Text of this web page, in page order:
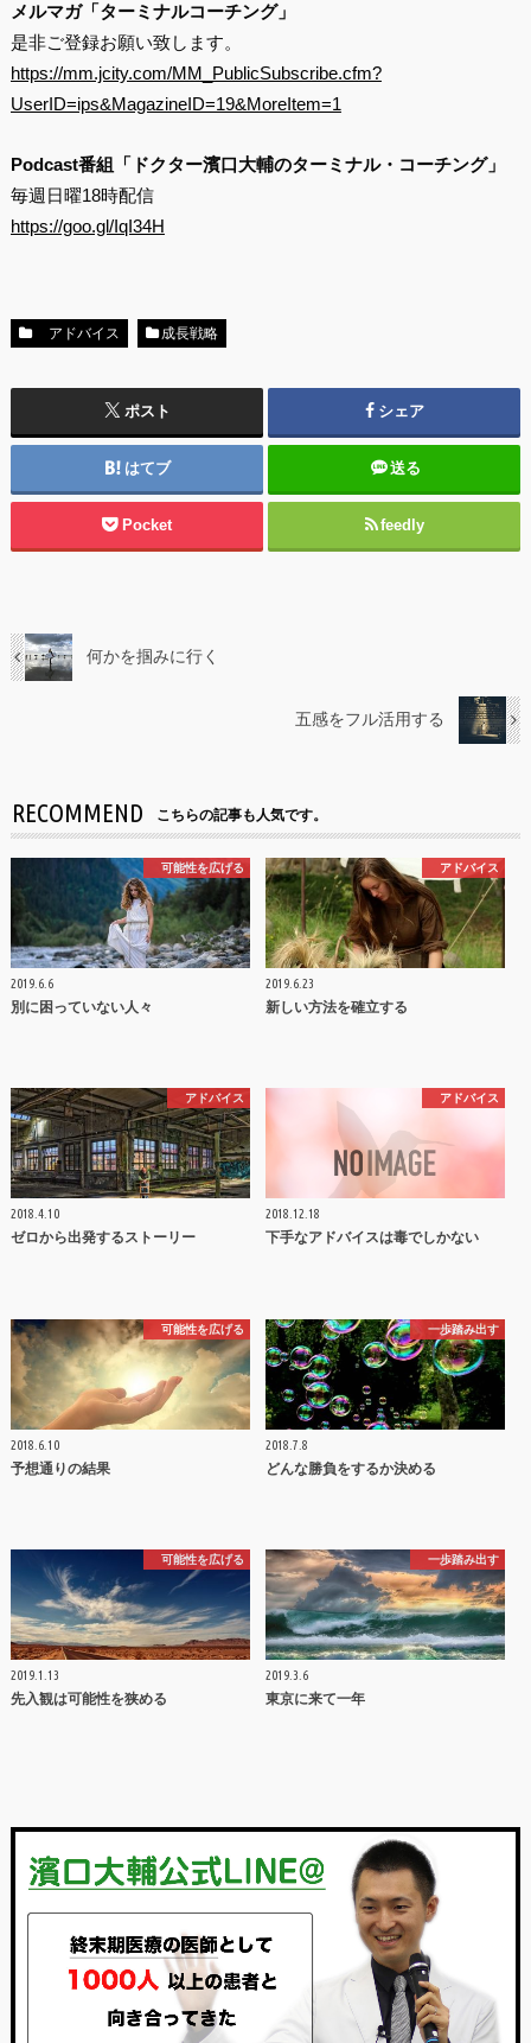
メルマガ「ターミナルコーチング」
是非ご登録お願い致します。
https://mm.jcity.com/MM_PublicSubscribe.cfm?
UserID=ips&MagazineID=19&MoreItem=1
Podcast番組「ドクター濱口大輔のターミナル・コーチング」
毎週日曜18時配信
https://goo.gl/IqI34H
アドバイス 成長戦略
ポスト シェア
はてブ 送る
Pocket feedly
何かを掴みに行く
五感をフル活用する
RECOMMEND こちらの記事も人気です。
可能性を広げる
2019.6.6
別に困っていない人々
アドバイス
2019.6.23
新しい方法を確立する
アドバイス
2018.4.10
ゼロから出発するストーリー
アドバイス
2018.12.18
下手なアドバイスは毒でしかない
可能性を広げる
2018.6.10
予想通りの結果
一歩踏み出す
2018.7.8
どんな勝負をするか決める
可能性を広げる
2019.1.13
先入観は可能性を狭める
一歩踏み出す
2019.3.6
東京に来て一年